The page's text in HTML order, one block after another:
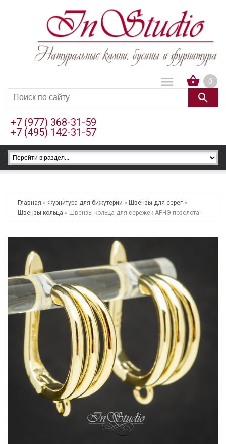
0
+7 (977) 368-31-59
+7 (495) 142-31-57
Главная » Фурнитура для бижутерии » Швензы для серег »
Швензы кольца » Швензы кольца для сережек АРНЭ позолота